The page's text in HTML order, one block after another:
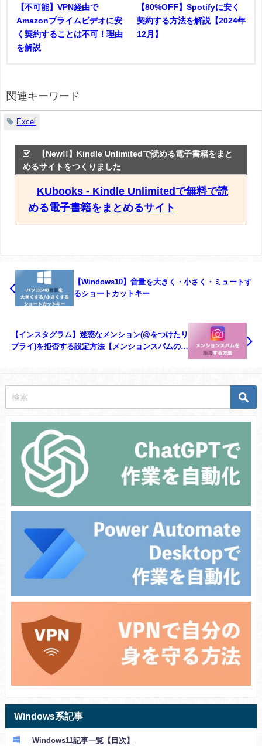
【不可能】VPN経由で
Amazonプライムビデオに安
く契約することは不可！理由
を解説
【80%OFF】Spotifyに安く
契約する方法を解説【2024年
12月】
関連キーワード
Excel
【New!!】Kindle Unlimitedで読める電子書籍をまと
めるサイトをつくりました
KUbooks - Kindle Unlimitedで無料で読
める電子書籍をまとめるサイト
【Windows10】音量を大きく・小さく・ミュートす
るショートカットキー
【インスタグラム】迷惑なメンション(@をつけたリ
プライ)を拒否する設定方法【メンションスパムの対
Windows系記事
Windows11記事一覧【目次】